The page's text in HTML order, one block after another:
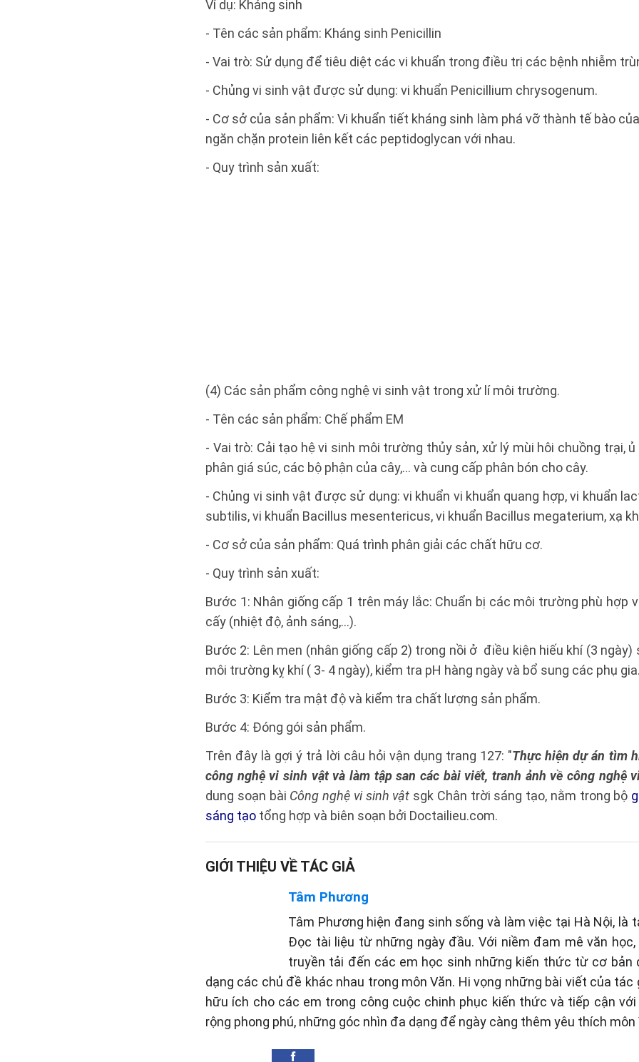
Ví dụ: Kháng sinh
- Tên các sản phẩm: Kháng sinh Penicillin
- Vai trò: Sử dụng để tiêu diệt các vi khuẩn trong điều trị các bệnh nhiễm
- Chủng vi sinh vật được sử dụng: vi khuẩn Penicillium chrysogenum.
- Cơ sở của sản phẩm: Vi khuẩn tiết kháng sinh làm phá vỡ thành tế bào
ngăn chặn protein liên kết các peptidoglycan với nhau.
- Quy trình sản xuất:
(4) Các sản phẩm công nghệ vi sinh vật trong xử lí môi trường.
- Tên các sản phẩm: Chế phẩm EM
- Vai trò: Cải tạo hệ vi sinh môi trường thủy sản, xử lý mùi hôi chuồng trại,
phân giá súc, các bộ phận của cây,... và cung cấp phân bón cho cây.
- Chủng vi sinh vật được sử dụng: vi khuẩn vi khuẩn quang hợp, vi khuẩn
subtilis, vi khuẩn Bacillus mesentericus, vi khuẩn Bacillus megaterium, xạ
- Cơ sở của sản phẩm: Quá trình phân giải các chất hữu cơ.
- Quy trình sản xuất:
Bước 1: Nhân giống cấp 1 trên máy lắc: Chuẩn bị các môi trường phù hợp
cấy (nhiệt độ, ảnh sáng,...).
Bước 2: Lên men (nhân giống cấp 2) trong nồi ở điều kiện hiếu khí (3 ngày)
môi trường kỵ khí ( 3- 4 ngày), kiểm tra pH hàng ngày và bổ sung các phụ gia.
Bước 3: Kiểm tra mật độ và kiểm tra chất lượng sản phẩm.
Bước 4: Đóng gói sản phẩm.
Trên đây là gợi ý trả lời câu hỏi vận dụng trang 127: "Thực hiện dự án tìm
công nghệ vi sinh vật và làm tập san các bài viết, tranh ảnh về công nghệ
dung soạn bài Công nghệ vi sinh vật sgk Chân trời sáng tạo, nằm trong bộ
sáng tạo tổng hợp và biên soạn bởi Doctailieu.com.
GIỚI THIỆU VỀ TÁC GIẢ
Tâm Phương
Tâm Phương hiện đang sinh sống và làm việc tại Hà Nội, là
Đọc tài liệu từ những ngày đầu. Với niềm đam mê văn
truyền tải đến các em học sinh những kiến thức từ cơ bản
dạng các chủ đề khác nhau trong môn Văn. Hi vọng những bài viết của tác
hữu ích cho các em trong công cuộc chinh phục kiến thức và tiếp cận
rộng phong phú, những góc nhìn đa dạng để ngày càng thêm yêu thích môn